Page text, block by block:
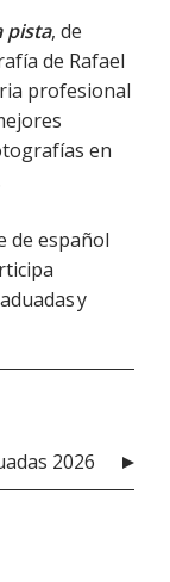
pista, de
de Rafael
profesional
en
de español
y
2026